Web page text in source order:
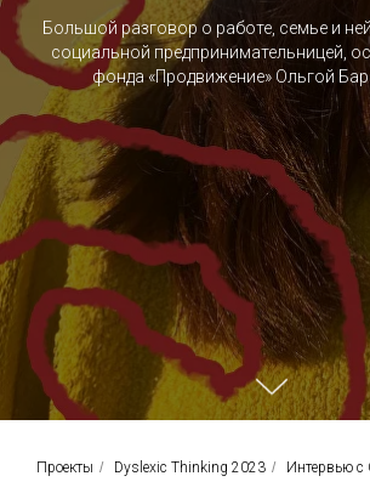
Большой разговор о работе, семье и
социальной предпринимательницей,
фонда «Продвижение» Ольгой
Проекты / Dyslexic Thinking 2023 / Интервью с